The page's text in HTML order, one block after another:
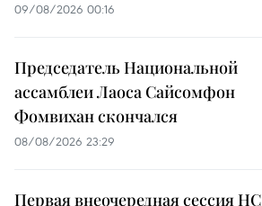
09/08/2026 00:16
Председатель Национальной
ассамблеи Лаоса Сайсомфон
Фомвихан скончался
08/08/2026 23:29
Первая внеочередная сессия НС